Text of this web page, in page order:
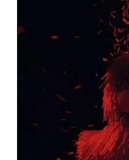
WN
LAWAS